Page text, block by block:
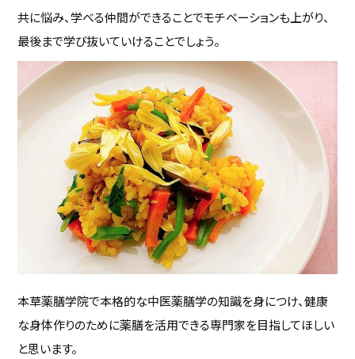
共に悩み、学べる仲間ができることでモチベーションも上がり、
最後まで学び抜いていけることでしょう。
本草薬膳学院で本格的な中医薬膳学の知識を身につけ、健康
な身体作りのために薬膳を活用できる専門家を目指してほしい
と思います。